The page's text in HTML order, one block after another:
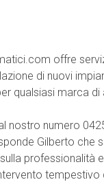
offre
di nuovi
qualsiasi marca
nostro numero
Gilberto che
professionalità e